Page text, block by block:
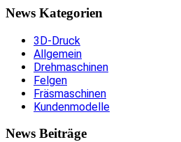
News Kategorien
3D-Druck
Allgemein
Drehmaschinen
Felgen
Fräsmaschinen
Kundenmodelle
News Beiträge